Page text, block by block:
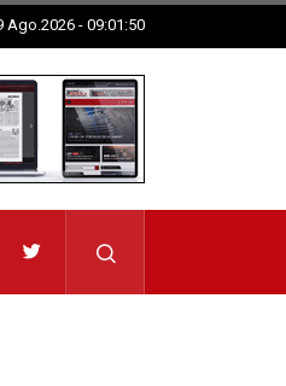
Ago.2026 - 09:01:52